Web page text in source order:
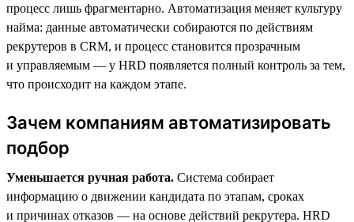
процесс лишь фрагментарно. Автоматизация меняет культуру
найма: данные автоматически собираются по действиям
рекрутеров в CRM, и процесс становится прозрачным
и управляемым — у HRD появляется полный контроль за тем,
что происходит на каждом этапе.
Зачем компаниям автоматизировать
подбор
Уменьшается ручная работа. Система собирает
информацию о движении кандидата по этапам, сроках
и причинах отказов — на основе действий рекрутера. HRD